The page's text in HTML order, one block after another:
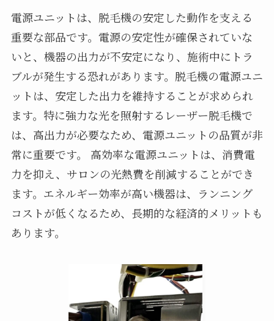
電源ユニットは、脱毛機の安定した動作を支える
重要な部品です。電源の安定性が確保されていな
いと、機器の出力が不安定になり、施術中にトラ
ブルが発生する恐れがあります。脱毛機の電源ユニ
ットは、安定した出力を維持することが求められ
ます。特に強力な光を照射するレーザー脱毛機で
は、高出力が必要なため、電源ユニットの品質が非
常に重要です。 高効率な電源ユニットは、消費電
力を抑え、サロンの光熱費を削減することができ
ます。エネルギー効率が高い機器は、ランニング
コストが低くなるため、長期的な経済的メリットも
あります。